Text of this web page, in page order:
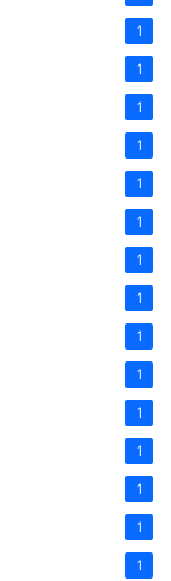
1
1
1
1
1
1
1
1
1
1
1
1
1
1
1